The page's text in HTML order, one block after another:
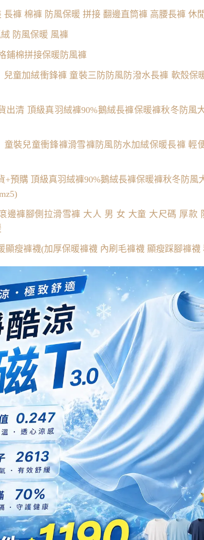
長褲 棉褲 防風保暖 拼接 翻邊直筒褲 高腰長褲 休
絨 防風保暖 風褲
鋪棉拼接保暖防風褲
兒童加絨衝鋒褲 童裝三防防風防潑水長褲 軟殼保
出清 頂級真羽絨褲90%鵝絨長褲保暖褲秋冬防風
童裝兒童衝鋒褲滑雪褲防風防水加絨保暖長褲 輕
+預購 頂級真羽絨褲90%鵝絨長褲保暖褲秋冬防風
邊褲腳側拉滑雪褲 大人 男 女 大童 大尺碼 厚款
顯瘦褲襪(加厚保暖褲襪 內刷毛褲襪 顯瘦踩腳褲